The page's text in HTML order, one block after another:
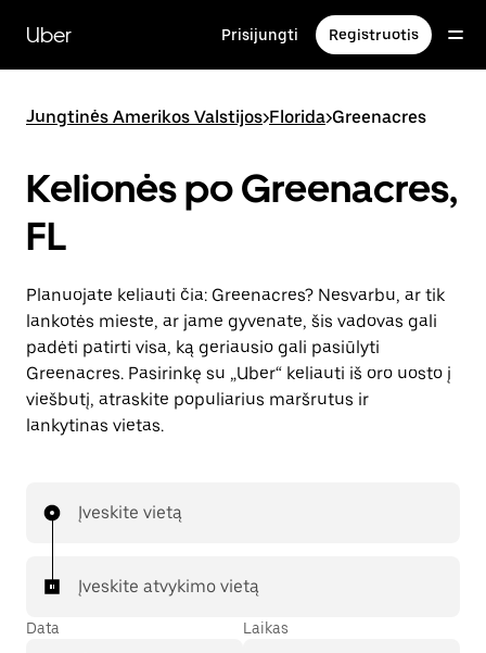
prie
pagrindinio
turinio
Uber Prisijungti Registruotis
Jungtinės Amerikos Valstijos>Florida>Greenacres
Kelionės po Greenacres,
FL
Planuojate keliauti čia: Greenacres? Nesvarbu, ar tik
lankotės mieste, ar jame gyvenate, šis vadovas gali
padėti patirti visa, ką geriausio gali pasiūlyti
Greenacres. Pasirinkę su „Uber“ keliauti iš oro uosto į
viešbutį, atraskite populiarius maršrutus ir
lankytinas vietas.
Įveskite vietą
Įveskite atvykimo vietą
Data Laikas